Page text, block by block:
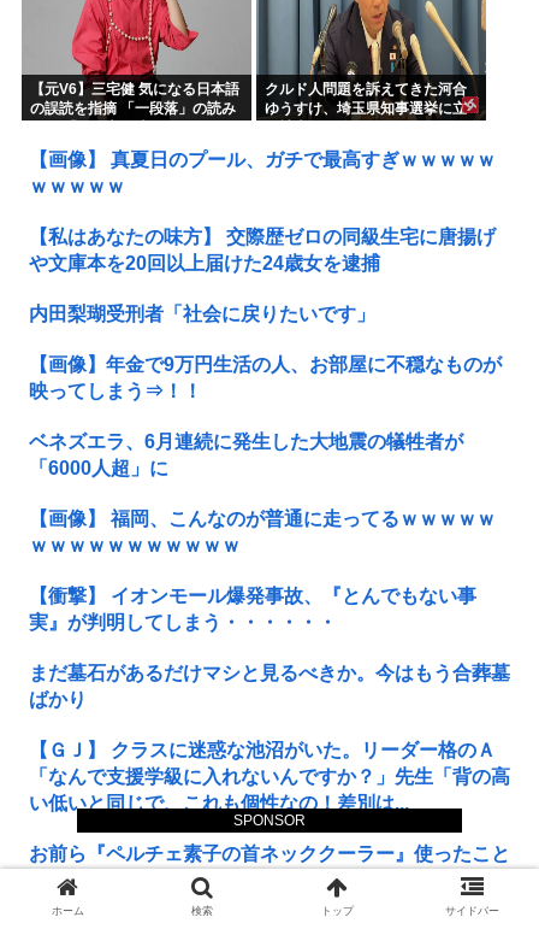
SPONSOR
【元V6】三宅健 気になる日本語
の誤読を指摘 「一段落」の読み
なとか」
クルド人問題を訴えてきた河合
ゆうすけ、埼玉県知事選挙に立
【画像】 真夏日のプール、ガチで最高すぎｗｗｗｗｗ
ｗｗｗｗｗ
【私はあなたの味方】 交際歴ゼロの同級生宅に唐揚げ
や文庫本を20回以上届けた24歳女を逮捕
内田梨瑚受刑者「社会に戻りたいです」
【画像】年金で9万円生活の人、お部屋に不穏なものが
映ってしまう⇒！！
ベネズエラ、6月連続に発生した大地震の犠牲者が
「6000人超」に
【画像】 福岡、こんなのが普通に走ってるｗｗｗｗｗ
ｗｗｗｗｗｗｗｗｗｗｗ
【衝撃】 イオンモール爆発事故、『とんでもない事
実』が判明してしまう・・・・・・
まだ墓石があるだけマシと見るべきか。今はもう合葬墓
ばかり
【ＧＪ】 クラスに迷惑な池沼がいた。リーダー格のＡ
「なんで支援学級に入れないんですか？」先生「背の高
い低いと同じで、これも個性なの！差別は...
お前ら『ペルチェ素子の首ネッククーラー』使ったこと
あるか？
ホーム 検索 トップ サイドバー